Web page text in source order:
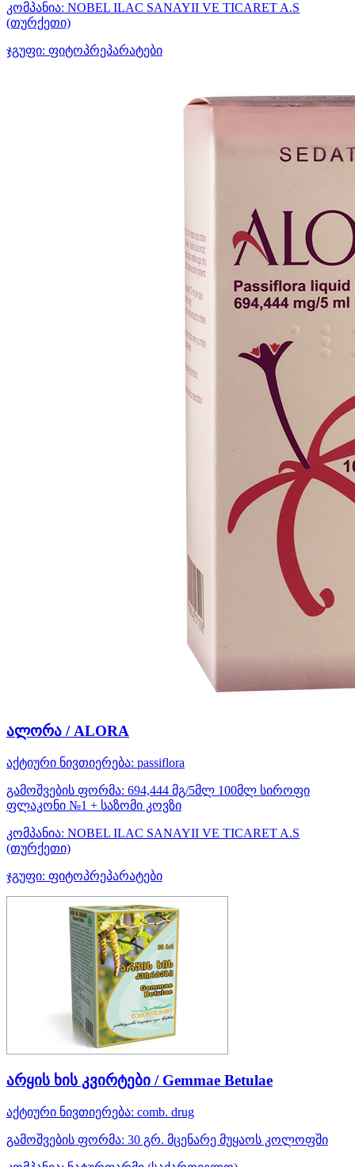
კომპანია: NOBEL ILAC SANAYII VE TICARET A.S
(თურქეთი)
ჯგუფი: ფიტოპრეპარატები
ალორა / ALORA
აქტიური ნივთიერება: passiflora
გამოშვების ფორმა: 694,444 მგ/5მლ 100მლ სიროფი
ფლაკონი №1 + საზომი კოვზი
კომპანია: NOBEL ILAC SANAYII VE TICARET A.S
(თურქეთი)
ჯგუფი: ფიტოპრეპარატები
არყის ხის კვირტები / Gemmae Betulae
აქტიური ნივთიერება: comb. drug
გამოშვების ფორმა: 30 გრ. მცენარე მუყაოს კოლოფში